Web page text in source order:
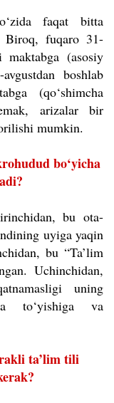
faqat bitta
Biroq, fuqaro 31-
maktabga (asosiy
boshlab
(qo‘shimcha
arizalar bir
mumkin.
bo‘yicha
bu ota-
uyiga yaqin
bu “Ta’lim
Uchinchidan,
uning
to‘yishiga va
ta’lim tili